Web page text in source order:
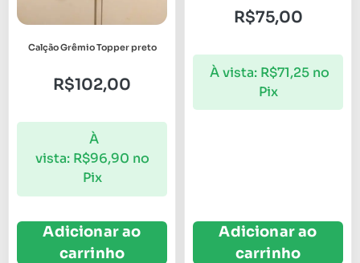
Calção Grêmio Topper preto
R$102,00
À
vista: R$96,90 no
Pix
Adicionar ao
carrinho
R$75,00
À vista: R$71,25 no
Pix
Adicionar ao
carrinho